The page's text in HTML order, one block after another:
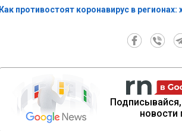
Как противостоят коронавирус в регионах: